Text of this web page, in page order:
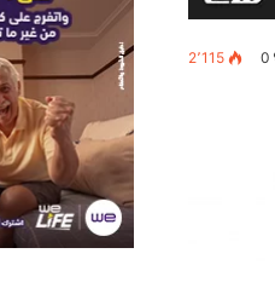
0 2٬115